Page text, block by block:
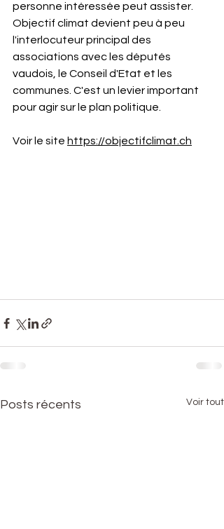
personne intéressée peut assister.
Objectif climat devient peu à peu
l'interlocuteur principal des
associations avec les députés
vaudois, le Conseil d'Etat et les
communes. C'est un levier important
pour agir sur le plan politique.
Voir le site https://objectifclimat.ch
Posts récents Voir tout